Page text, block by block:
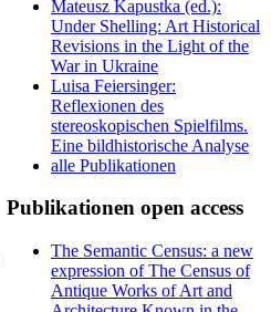
Mateusz Kapustka (ed.):
Under Shelling: Art Historical
Revisions in the Light of the
War in Ukraine
Luisa Feiersinger:
Reflexionen des
stereoskopischen Spielfilms.
Eine bildhistorische Analyse
alle Publikationen
Publikationen open access
The Semantic Census: a new
expression of The Census of
Antique Works of Art and